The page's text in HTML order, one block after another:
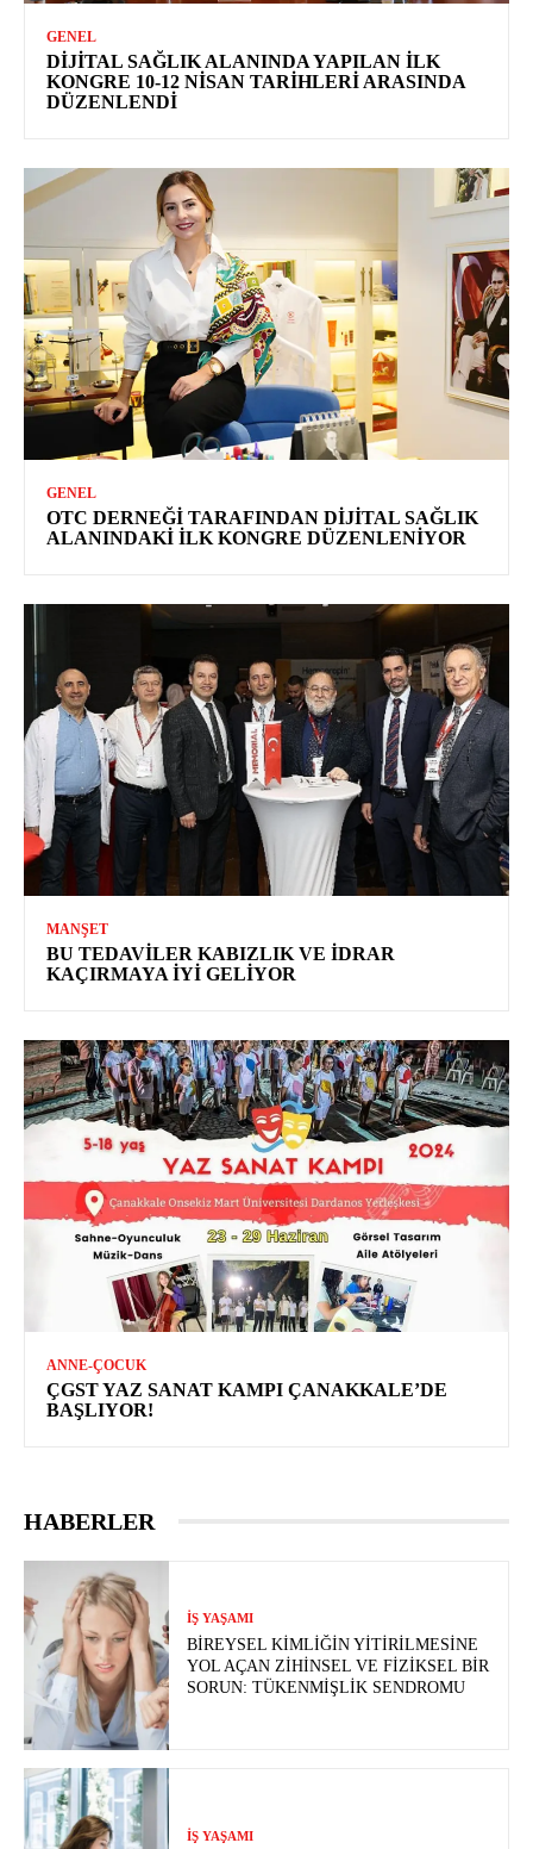
GENEL
DIJITAL SAĞLIK ALANINDA YAPILAN İLK
KONGRE 10-12 NISAN TARIHLERI ARASINDA
DÜZENLENDI
GENEL
OTC DERNEĞI TARAFINDAN DIJITAL SAĞLIK
ALANINDAKI İLK KONGRE DÜZENLENIYOR
MANŞET
BU TEDAVILER KABIZLIK VE İDRAR
KAÇIRMAYA İYI GELIYOR
ANNE-ÇOCUK
ÇGST YAZ SANAT KAMPI ÇANAKKALE’DE
BAŞLIYOR!
HABERLER
İŞ YAŞAMI
BIREYSEL KIMLIĞIN YITIRILMESINE
YOL AÇAN ZIHINSEL VE FIZIKSEL BIR
SORUN: TÜKENMIŞLIK SENDROMU
İŞ YAŞAMI